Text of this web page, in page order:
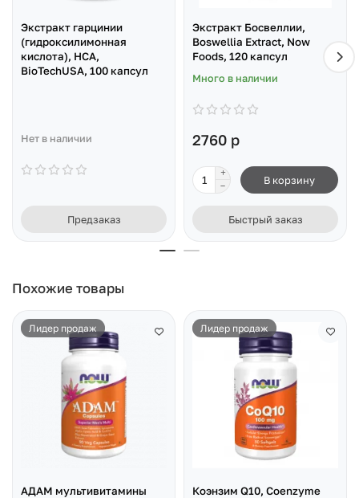
Экстракт гарцинии
(гидроксилимонная
кислота), HCA,
BioTechUSA, 100 капсул
Нет в наличии
Предзаказ
Экстракт Босвеллии,
Boswellia Extract, Now
Foods, 120 капсул
Много в наличии
2760 р
В корзину
Быстрый заказ
Похожие товары
Лидер продаж
АДАМ мультивитамины
Лидер продаж
Коэнзим Q10, Coenzyme